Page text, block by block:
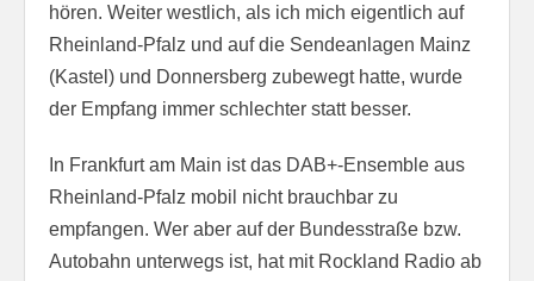
hören. Weiter westlich, als ich mich eigentlich auf
Rheinland-Pfalz und auf die Sendeanlagen Mainz
(Kastel) und Donnersberg zubewegt hatte, wurde
der Empfang immer schlechter statt besser.
In Frankfurt am Main ist das DAB+-Ensemble aus
Rheinland-Pfalz mobil nicht brauchbar zu
empfangen. Wer aber auf der Bundesstraße bzw.
Autobahn unterwegs ist, hat mit Rockland Radio ab